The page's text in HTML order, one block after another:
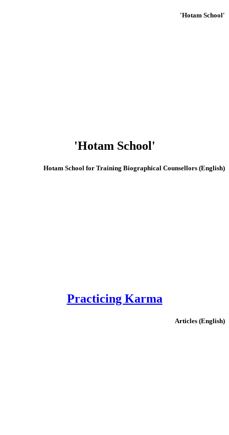
'Hotam School'
'Hotam School'
(English) Hotam School for Training Biographical Counsellors
Practicing Karma
(English) Articles